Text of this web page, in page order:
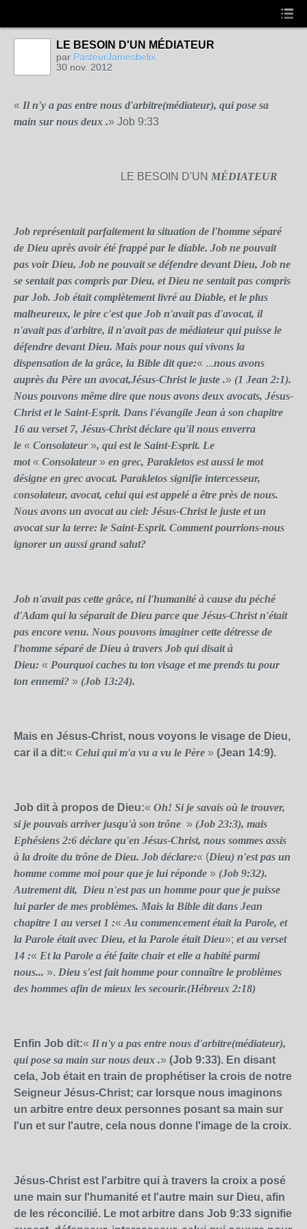
LE BESOIN D'UN MÉDIATEUR
par PasteurJamesbelix
30 nov. 2012
« Il n'y a pas entre nous d'arbitre(médiateur), qui pose sa
main sur nous deux .» Job 9:33
LE BESOIN D'UN MÉDIATEUR
Job représentait parfaitement la situation de l'homme séparé
de Dieu après avoir été frappé par le diable. Job ne pouvait
pas voir Dieu, Job ne pouvait se défendre devant Dieu, Job ne
se sentait pas compris par Dieu, et Dieu ne sentait pas compris
par Job. Job était complètement livré au Diable, et le plus
malheureux, le pire c'est que Job n'avait pas d'avocat, il
n'avait pas d'arbitre, il n'avait pas de médiateur qui puisse le
défendre devant Dieu. Mais pour nous qui vivons la
dispensation de la grâce, la Bible dit que:« ...nous avons
auprès du Père un avocat,Jésus-Christ le juste .» (1 Jean 2:1).
Nous pouvons même dire que nous avons deux avocats, Jésus-
Christ et le Saint-Esprit. Dans l'évangile Jean à son chapitre
16 au verset 7, Jésus-Christ déclare qu'il nous enverra
le « Consolateur», qui est le Saint-Esprit. Le
mot« Consolateur» en grec, Parakletos est aussi le mot
désigne en grec avocat. Parakletos signifie intercesseur,
consolateur, avocat, celui qui est appelé a être près de nous.
Nous avons un avocat au ciel: Jésus-Christ le juste et un
avocat sur la terre: le Saint-Esprit. Comment pourrions-nous
ignorer un aussi grand salut?
Job n'avait pas cette grâce, ni l'humanité à cause du péché
d'Adam qui la séparait de Dieu parce que Jésus-Christ n'était
pas encore venu. Nous pouvons imaginer cette détresse de
l'homme séparé de Dieu à travers Job qui disait à
Dieu: « Pourquoi caches tu ton visage et me prends tu pour
ton ennemi? » (Job 13:24).
Mais en Jésus-Christ, nous voyons le visage de Dieu,
car il a dit:« Celui qui m'a vu a vu le Père » (Jean 14:9).
Job dit à propos de Dieu:« Oh! Si je savais où le trouver,
si je pouvais arriver jusqu'à son trône » (Job 23:3), mais
Ephésiens 2:6 déclare qu'en Jésus-Christ, nous sommes assis
à la droite du trône de Dieu. Job déclare:« (Dieu) n'est pas un
homme comme moi pour que je luiréponde » (Job 9:32).
Autrement dit, Dieu n'est pas un homme pour que je puisse
lui parler de mes problèmes. Mais la Bible dit dans Jean
chapitre 1 au verset 1 :« Au commencement était la Parole, et
la Parole était avec Dieu, et la Parole était Dieu»; et au verset
14 :« Et la Parole a été faite chair et elle a habité parmi
nous... ». Dieu s'est fait homme pour connaître le problèmes
des hommes afin de mieux les secourir.(Hébreux 2:18)
Enfin Job dit:« Il n'y a pas entre nous d'arbitre(médiateur),
qui pose sa main sur nous deux .» (Job 9:33). En disant
cela, Job était en train de prophétiser la crois de notre
Seigneur Jésus-Christ; car lorsque nous imaginons
un arbitre entre deux personnes posant sa main sur
l'un et sur l'autre, cela nous donne l'image de la croix.
Jésus-Christ est l'arbitre qui à travers la croix a posé
une main sur l'humanité et l'autre main sur Dieu, afin
de les réconcilié. Le mot arbitre dans Job 9:33 signifie